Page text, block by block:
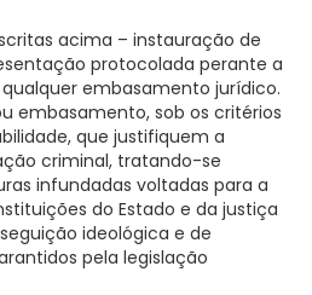
acima – instauração de
protocolada perante a
embasamento jurídico.
embasamento, sob os critérios
que justifiquem a
criminal, tratando-se
infundadas voltadas para a
do Estado e da justiça
ideológica e de
pela legislação